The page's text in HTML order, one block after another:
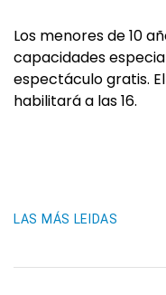
Los menores de 10
capacidades
espectáculo gratis.
habilitará a las 16.
LAS MÁS LEIDAS